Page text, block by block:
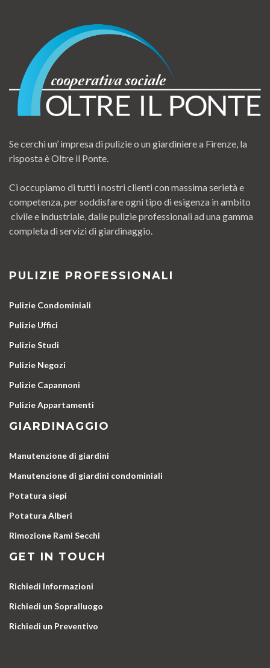
Se cerchi un’ impresa di pulizie o un giardiniere a Firenze, la
risposta è Oltre il Ponte.
Ci occupiamo di tutti i nostri clienti con massima serietà e
competenza, per soddisfare ogni tipo di esigenza in ambito
civile e industriale, dalle pulizie professionali ad una gamma
completa di servizi di giardinaggio.
PULIZIE PROFESSIONALI
Pulizie Condominiali
Pulizie Uffici
Pulizie Studi
Pulizie Negozi
Pulizie Capannoni
Pulizie Appartamenti
GIARDINAGGIO
Manutenzione di giardini
Manutenzione di giardini condominiali
Potatura siepi
Potatura Alberi
Rimozione Rami Secchi
GET IN TOUCH
Richiedi Informazioni
Richiedi un Sopralluogo
Richiedi un Preventivo